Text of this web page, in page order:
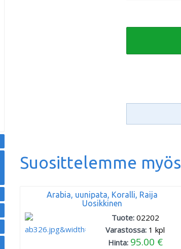
Suosittelemme myös
Arabia, uunipata, Koralli, Raija
Uosikkinen
Tuote: 02202
Varastossa: 1 kpl
Hinta: 95.00 €